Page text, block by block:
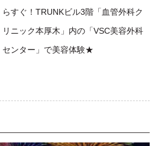
らすぐ！TRUNKビル3階「血管外科ク
リニック本厚木」内の「VSC美容外科
センター」で美容体験★